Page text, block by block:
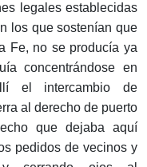
legales establecidas
los que sostenían que
Fe, no se producía ya
concentrándose en
el intercambio de
al derecho de puerto
que dejaba aquí
pedidos de vecinos y